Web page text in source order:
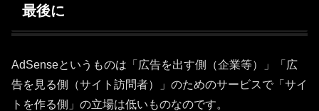
最後に
AdSenseというものは「広告を出す側（企業等）」「広
告を見る側（サイト訪問者）」のためのサービスで「サイ
トを作る側」の立場は低いものなのです。